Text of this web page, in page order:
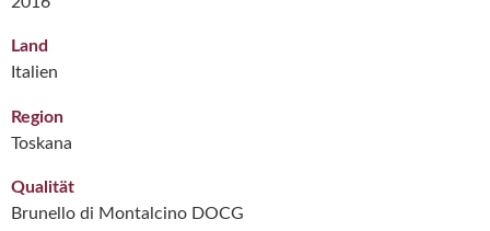
Land
Italien
Region
Toskana
Qualität
Brunello di Montalcino DOCG